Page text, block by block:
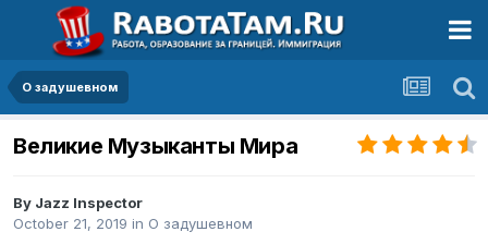
О задушевном
Великие Музыканты Мира
By Jazz Inspector
October 21, 2019 in О задушевном